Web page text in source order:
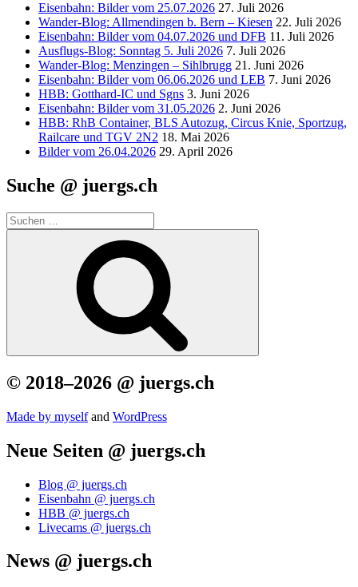
Eisenbahn: Bilder vom 25.07.2026 27. Juli 2026
Wander-Blog: Allmendingen b. Bern – Kiesen 22. Juli 2026
Eisenbahn: Bilder vom 04.07.2026 und DFB 11. Juli 2026
Ausflugs-Blog: Sonntag 5. Juli 2026 7. Juli 2026
Wander-Blog: Menzingen – Sihlbrugg 21. Juni 2026
Eisenbahn: Bilder vom 06.06.2026 und LEB 7. Juni 2026
HBB: Gotthard-IC und Sgns 3. Juni 2026
Eisenbahn: Bilder vom 31.05.2026 2. Juni 2026
HBB: RhB Container, BLS Autozug, Circus Knie, Sportzug,
Railcare und TGV 2N2 18. Mai 2026
Bilder vom 26.04.2026 29. April 2026
Suche @ juergs.ch
Suchen
nach:
© 2018–2026 @ juergs.ch
Made by mys­elfand Word­Press
Neue Seiten @ juergs.ch
Blog @ juergs.ch
Eisenbahn @ juergs.ch
HBB @ juergs.ch
Livecams @ juergs.ch
News @ juergs.ch